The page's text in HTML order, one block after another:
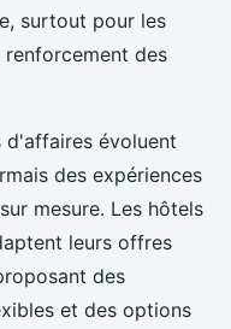
surtout pour les
des
d'affaires évoluent
des expériences
mesure. Les hôtels
leurs offres
des
et des options